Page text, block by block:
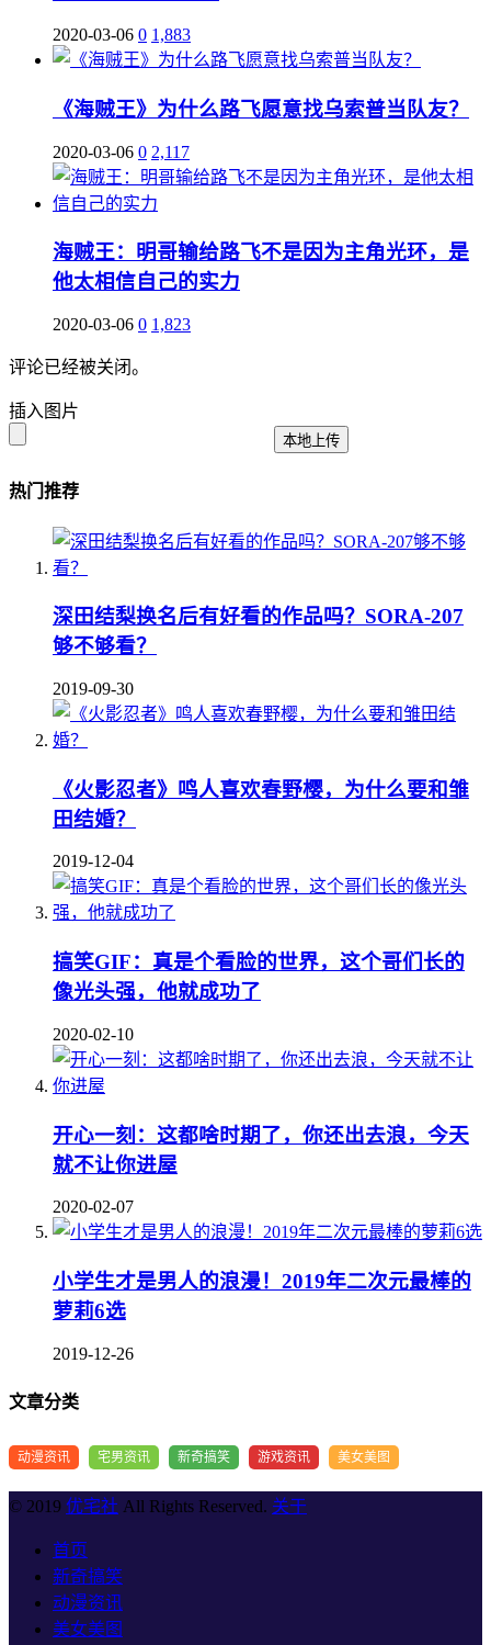
2020-03-06 0 1,883
《海贼王》为什么路飞愿意找乌索普当队友？
2020-03-06 0 2,117
海贼王：明哥输给路飞不是因为主角光环，是
他太相信自己的实力
2020-03-06 0 1,823
评论已经被关闭。
插入图片
本地上传
热门推荐
深田结梨换名后有好看的作品吗？SORA-207
够不够看？
2019-09-30
《火影忍者》鸣人喜欢春野樱，为什么要和雏
田结婚？
2019-12-04
搞笑GIF：真是个看脸的世界，这个哥们长的
像光头强，他就成功了
2020-02-10
开心一刻：这都啥时期了，你还出去浪，今天
就不让你进屋
2020-02-07
小学生才是男人的浪漫！2019年二次元最棒的
萝莉6选
2019-12-26
文章分类
动漫资讯 宅男资讯 新奇搞笑 游戏资讯 美女美图
© 2019 优宅社 All Rights Reserved. 关于
首页
新奇搞笑
动漫资讯
美女美图